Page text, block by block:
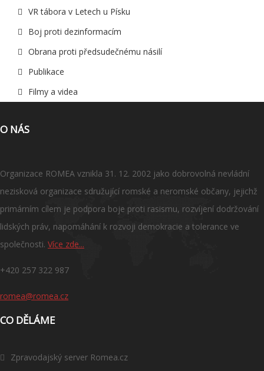
VR tábora v Letech u Písku
Boj proti dezinformacím
Obrana proti předsudečnému násilí
Publikace
Filmy a videa
O NÁS
Organizace ROMEA vznikla 31. 12. 2002 jako dobrovolná nevládní
nezisková organizace sdružující romské a neromské občany, jejichž
primárním cílem je podpora boje proti rasismu, rozvíjení dodržování
lidských práv, napomáhání k rozvoji demokracie a tolerance ve
společnosti. Více zde...
+420 257 322 987
romea@romea.cz
CO DĚLÁME
Zpravodajský server Romea.cz